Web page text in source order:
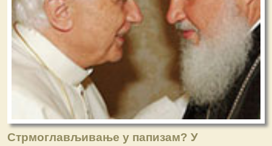
Стрмоглављивање у папизам? У